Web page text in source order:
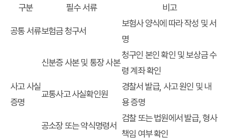
구분 필수 서류 비고
공통 서류보험금 청구서
보험사 양식에 따라 작성 및 서
명
신분증 사본 및 통장 사본
청구인 본인 확인 및 보상금 수
령 계좌 확인
사고 사실
증명
교통사고 사실확인원
경찰서 발급, 사고 원인 및 내
용 증명
공소장 또는 약식명령서
검찰 또는 법원에서 발급, 형사
책임 여부 확인